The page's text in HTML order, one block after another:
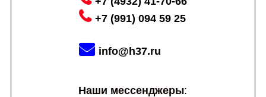
+7 (991) 094 59 25
info@h37.ru
Наши мессенджеры: